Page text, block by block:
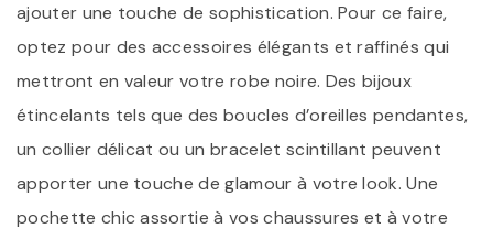
ajouter une touche de sophistication. Pour ce faire,
optez pour des accessoires élégants et raffinés qui
mettront en valeur votre robe noire. Des bijoux
étincelants tels que des boucles d’oreilles pendantes,
un collier délicat ou un bracelet scintillant peuvent
apporter une touche de glamour à votre look. Une
pochette chic assortie à vos chaussures et à votre